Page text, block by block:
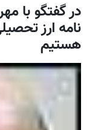
در گفتگو با
نامه ارز
هستیم